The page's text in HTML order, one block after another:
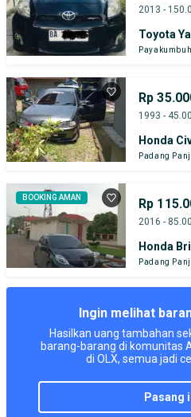
2013 -
Toyota
Rp
1993 -
Honda
Padang
BOOKING AMAN Rp
2016 -
Honda
Padang
Ingin melihat
Hasilkan uang tambahan
barang-barang di komunitas
di OLX, semua jadi
pasang